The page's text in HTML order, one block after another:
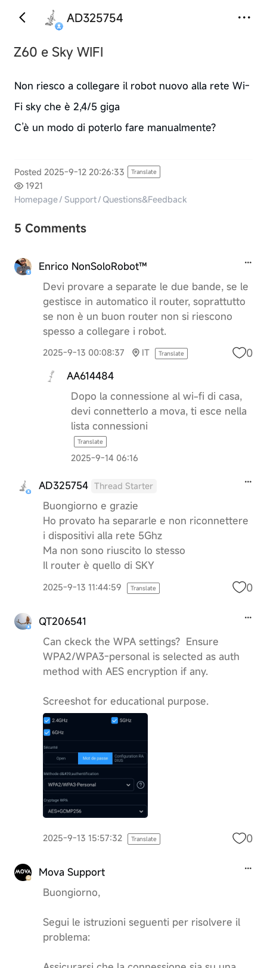
AD325754
Z60 e Sky WIFI
Non riesco a collegare il robot nuovo alla rete Wi-
Fi sky che è 2,4/5 giga
C’è un modo di poterlo fare manualmente?
Posted 2025-9-12 20:26:33 Translate
1921
Homepage/ Support/ Questions&Feedback
5 Comments
Enrico NonSoloRobot™
Devi provare a separate le due bande, se le
gestisce in automatico il router, soprattutto
se non è un buon router non si riescono
spesso a collegare i robot.
2025-9-13 00:08:37 IT Translate 0
AA614484
Dopo la connessione al wi-fi di casa,
devi connetterlo a mova, ti esce nella
lista connessioni
Translate
2025-9-14 06:16
AD325754 Thread Starter
Buongiorno e grazie
Ho provato ha separarle e non riconnettere
i dispositivi alla rete 5Ghz
Ma non sono riuscito lo stesso
Il router è quello di SKY
2025-9-13 11:44:59 Translate 0
QT206541
Can ckeck the WPA settings? Ensure
WPA2/WPA3-personal is selected as auth
method with AES encryption if any.
Screeshot for educational purpose.
2025-9-13 15:57:32 Translate 0
Mova Support
Buongiorno,
Segui le istruzioni seguenti per risolvere il
problema: